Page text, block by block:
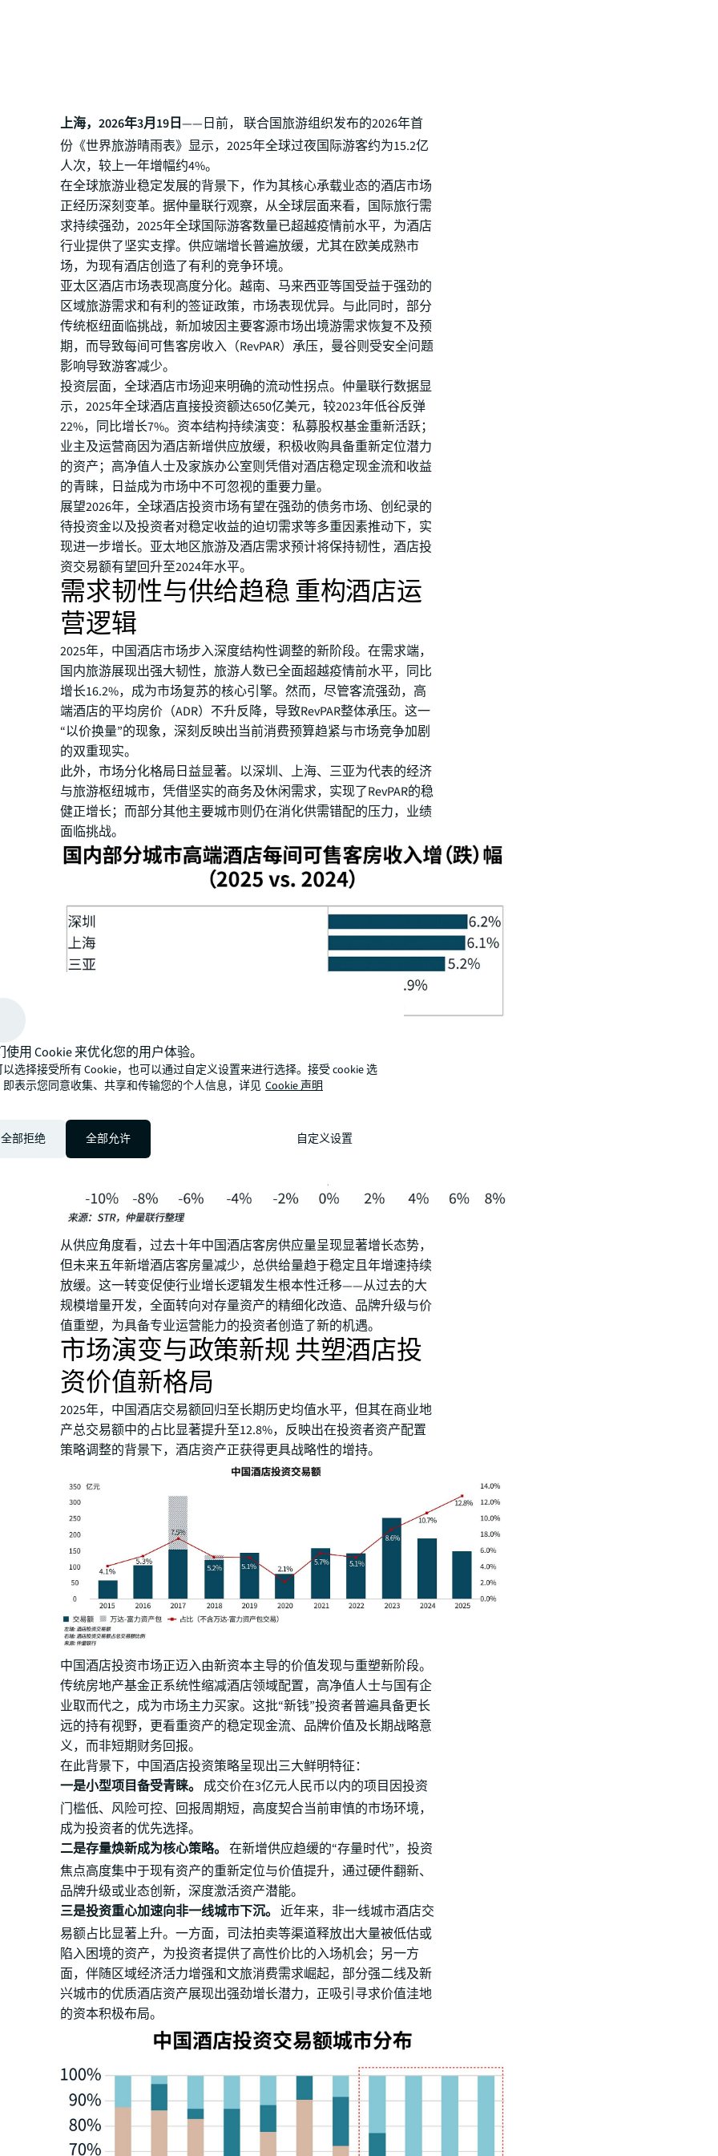
上海，2026年3月19日——日前， 联合国旅游组织发布的2026年首
份《世界旅游晴雨表》显示，2025年全球过夜国际游客约为15.2亿
人次，较上一年增幅约4%。
在全球旅游业稳定发展的背景下，作为其核心承载业态的酒店市场
正经历深刻变革。据仲量联行观察，从全球层面来看，国际旅行需
求持续强劲，2025年全球国际游客数量已超越疫情前水平，为酒店
行业提供了坚实支撑。供应端增长普遍放缓，尤其在欧美成熟市
场，为现有酒店创造了有利的竞争环境。
亚太区酒店市场表现高度分化。越南、马来西亚等国受益于强劲的
区域旅游需求和有利的签证政策，市场表现优异。与此同时，部分
传统枢纽面临挑战，新加坡因主要客源市场出境游需求恢复不及预
期，而导致每间可售客房收入（RevPAR）承压，曼谷则受安全问题
影响导致游客减少。
投资层面，全球酒店市场迎来明确的流动性拐点。仲量联行数据显
示，2025年全球酒店直接投资额达650亿美元，较2023年低谷反弹
22%，同比增长7%。资本结构持续演变：私募股权基金重新活跃；
业主及运营商因为酒店新增供应放缓，积极收购具备重新定位潜力
的资产；高净值人士及家族办公室则凭借对酒店稳定现金流和收益
的青睐，日益成为市场中不可忽视的重要力量。
展望2026年，全球酒店投资市场有望在强劲的债务市场、创纪录的
待投资金以及投资者对稳定收益的迫切需求等多重因素推动下，实
现进一步增长。亚太地区旅游及酒店需求预计将保持韧性，酒店投
资交易额有望回升至2024年水平。
需求韧性与供给趋稳 重构酒店运
营逻辑
2025年，中国酒店市场步入深度结构性调整的新阶段。在需求端，
国内旅游展现出强大韧性，旅游人数已全面超越疫情前水平，同比
增长16.2%，成为市场复苏的核心引擎。然而，尽管客流强劲，高
端酒店的平均房价（ADR）不升反降，导致RevPAR整体承压。这一
“以价换量”的现象，深刻反映出当前消费预算趋紧与市场竞争加剧
的双重现实。
此外，市场分化格局日益显著。以深圳、上海、三亚为代表的经济
与旅游枢纽城市，凭借坚实的商务及休闲需求，实现了RevPAR的稳
健正增长；而部分其他主要城市则仍在消化供需错配的压力，业绩
面临挑战。
从供应角度看，过去十年中国酒店客房供应量呈现显著增长态势，
但未来五年新增酒店客房量减少，总供给量趋于稳定且年增速持续
放缓。这一转变促使行业增长逻辑发生根本性迁移——从过去的大
规模增量开发，全面转向对存量资产的精细化改造、品牌升级与价
值重塑，为具备专业运营能力的投资者创造了新的机遇。
市场演变与政策新规 共塑酒店投
资价值新格局
2025年，中国酒店交易额回归至长期历史均值水平，但其在商业地
产总交易额中的占比显著提升至12.8%，反映出在投资者资产配置
策略调整的背景下，酒店资产正获得更具战略性的增持。
中国酒店投资市场正迈入由新资本主导的价值发现与重塑新阶段。
传统房地产基金正系统性缩减酒店领域配置，高净值人士与国有企
业取而代之，成为市场主力买家。这批“新钱”投资者普遍具备更长
远的持有视野，更看重资产的稳定现金流、品牌价值及长期战略意
义，而非短期财务回报。
在此背景下，中国酒店投资策略呈现出三大鲜明特征：
一是小型项目备受青睐。 成交价在3亿元人民币以内的项目因投资
门槛低、风险可控、回报周期短，高度契合当前审慎的市场环境，
成为投资者的优先选择。
二是存量焕新成为核心策略。在新增供应趋缓的“存量时代”，投资
焦点高度集中于现有资产的重新定位与价值提升，通过硬件翻新、
品牌升级或业态创新，深度激活资产潜能。
三是投资重心加速向非一线城市下沉。近年来，非一线城市酒店交
易额占比显著上升。一方面，司法拍卖等渠道释放出大量被低估或
陷入困境的资产，为投资者提供了高性价比的入场机会；另一方
面，伴随区域经济活力增强和文旅消费需求崛起，部分强二线及新
兴城市的优质酒店资产展现出强劲增长潜力，正吸引寻求价值洼地
的资本积极布局。
使用 Cookie 来优化您的用户体验。
选择接受所有 Cookie，也可以通过自定义设置来进行选择。接受 cookie 选
即表示您同意收集、共享和传输您的个人信息，详见 Cookie 声明
全部拒绝 全部允许 自定义设置